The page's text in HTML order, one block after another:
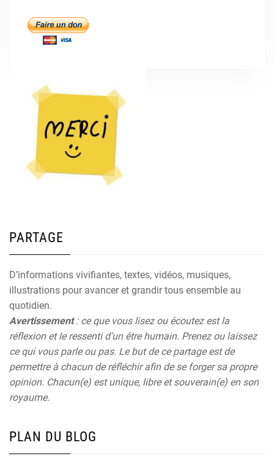
PARTAGE
D’informations vivifiantes, textes, vidéos, musiques,
illustrations pour avancer et grandir tous ensemble au
quotidien.
Avertissement: ce que vous lisez ou écoutez est la
réflexion et le ressenti d’un être humain. Prenez ou laissez
ce qui vous parle ou pas. Le but de ce partage est de
permettre à chacun de réfléchir afin de se forger sa propre
opinion. Chacun(e) est unique, libre et souverain(e) en son
royaume.
PLAN DU BLOG